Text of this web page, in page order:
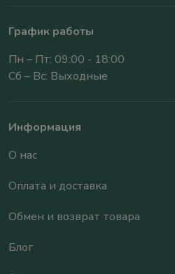
График работы
Пн – Пт: 09:00 - 18:00
Сб – Вс: Выходные
Информация
О нас
Оплата и доставка
Обмен и возврат товара
Блог